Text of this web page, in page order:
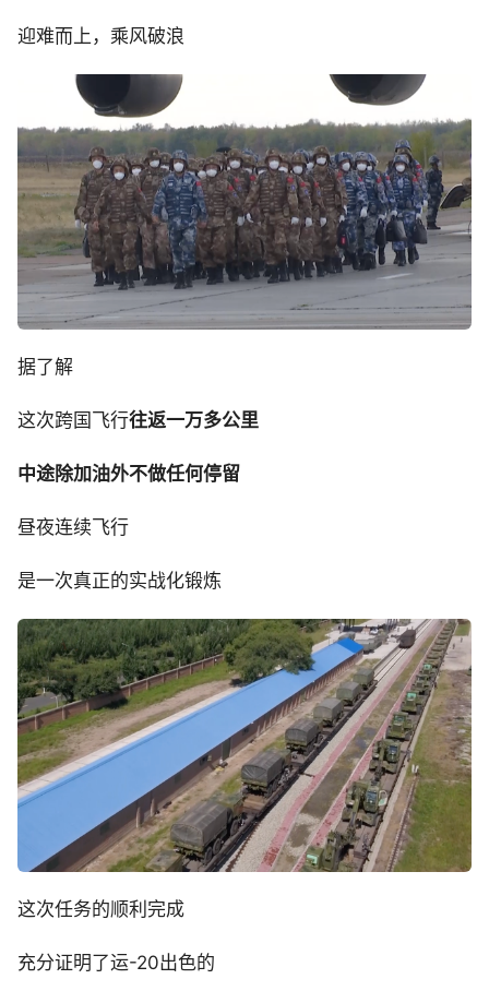
迎难而上，乘风破浪
据了解
这次跨国飞行往返一万多公里
中途除加油外不做任何停留
昼夜连续飞行
是一次真正的实战化锻炼
这次任务的顺利完成
充分证明了运-20出色的